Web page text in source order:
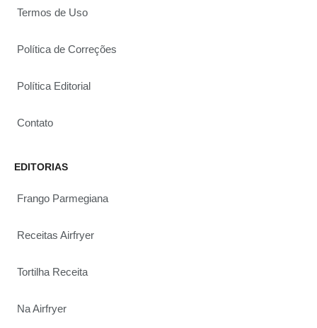
Termos de Uso
Política de Correções
Política Editorial
Contato
EDITORIAS
Frango Parmegiana
Receitas Airfryer
Tortilha Receita
Na Airfryer